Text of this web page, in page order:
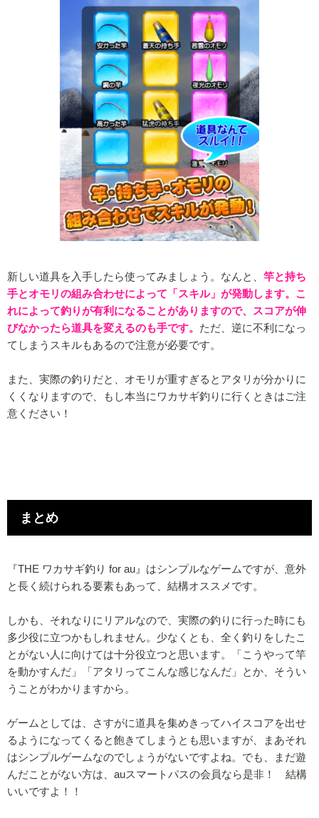
新しい道具を入手したら使ってみましょう。なんと、 竿と持ち
手とオモリの組み合わせによって「スキル」が発動します。こ
れによって釣りが有利になることがありますので、スコアが伸
びなかったら道具を変えるのも手です。 ただ、逆に不利になっ
てしまうスキルもあるので注意が必要です。
また、実際の釣りだと、オモリが重すぎるとアタリが分かりに
くくなりますので、もし本当にワカサギ釣りに行くときはご注
意ください！
まとめ
『THE ワカサギ釣り for au』はシンプルなゲームですが、意外
と長く続けられる要素もあって、結構オススメです。
しかも、それなりにリアルなので、実際の釣りに行った時にも
多少役に立つかもしれません。少なくとも、全く釣りをしたこ
とがない人に向けては十分役立つと思います。「こうやって竿
を動かすんだ」「アタリってこんな感じなんだ」とか、そうい
うことがわかりますから。
ゲームとしては、さすがに道具を集めきってハイスコアを出せ
るようになってくると飽きてしまうとも思いますが、まあそれ
はシンプルゲームなのでしょうがないですよね。でも、まだ遊
んだことがない方は、auスマートパスの会員なら是非！ 結構
いいですよ！！